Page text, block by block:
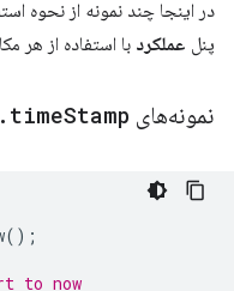
پنل عملکرد با استفاده از هر
نمونه‌های API . timeStamp
();
to now